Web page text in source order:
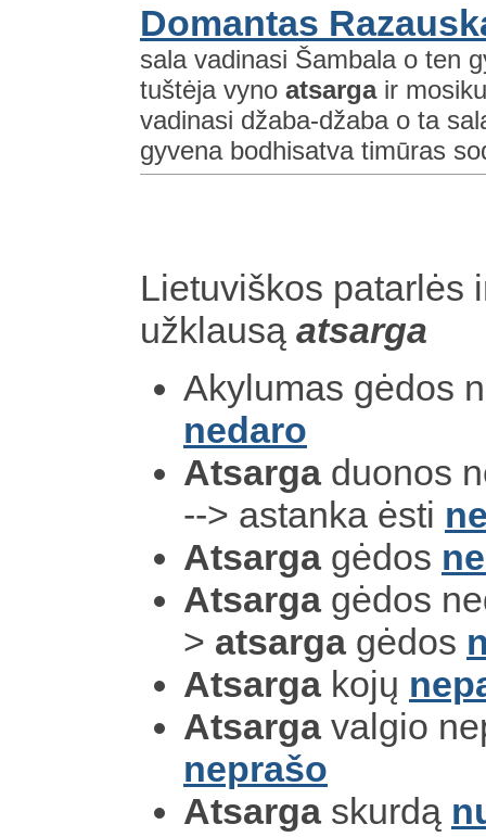
Domantas
sala vadinasi Šambala o ten
tuštėja vyno atsargair
vadinasi džaba-džaba o ta
gyvena bodhisatva timūras
Lietuviškos patarlės
užklausą atsarga
Akylumas gėdos
nedaro
Atsargaduonos
--> astanka ėsti
Atsargagėdos
Atsargagėdos
> atsargagėdos
Atsargakojų
Atsargavalgio
neprašo
Atsargaskurdą